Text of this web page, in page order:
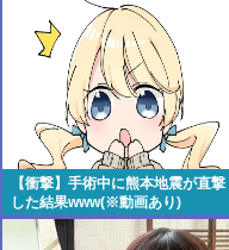
【衝撃】手術中に熊本地震が直撃
した結果www(※動画あり)